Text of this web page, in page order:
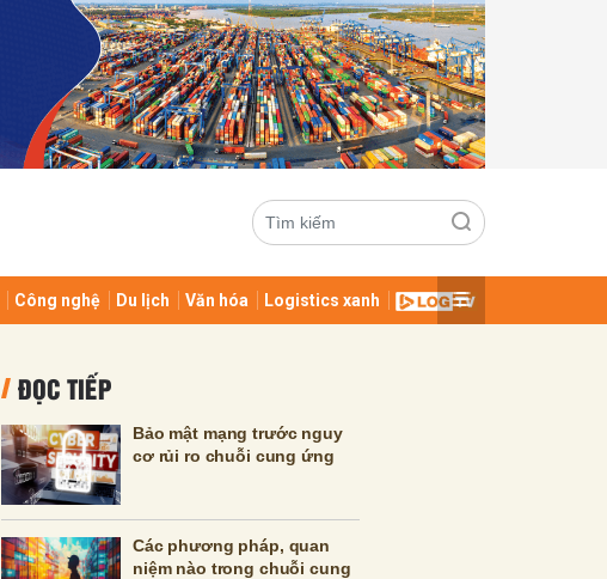
Công nghệ Du lịch Văn hóa Logistics xanh
ĐỌC TIẾP
Bảo mật mạng trước nguy
cơ rủi ro chuỗi cung ứng
Các phương pháp, quan
niệm nào trong chuỗi cung